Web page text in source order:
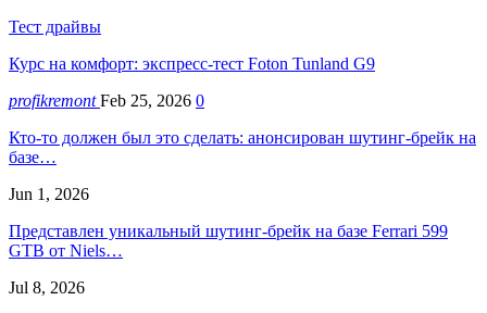
Тест драйвы
Курс на комфорт: экспресс-тест Foton Tunland G9
profikremontFeb 25, 2026 0
Кто-то должен был это сделать: анонсирован шутинг-брейк на
базе…
Jun 1, 2026
Представлен уникальный шутинг-брейк на базе Ferrari 599
GTB от Niels…
Jul 8, 2026